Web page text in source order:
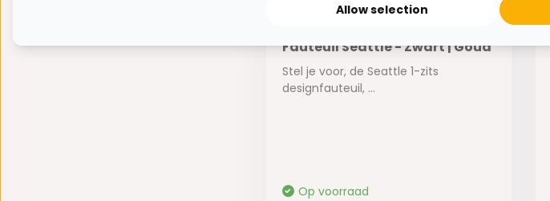
Fauteuil Seattle - Zwart | Goud
Stel je voor, de Seattle 1-zits
designfauteuil, ...
Op voorraad
Allow selection